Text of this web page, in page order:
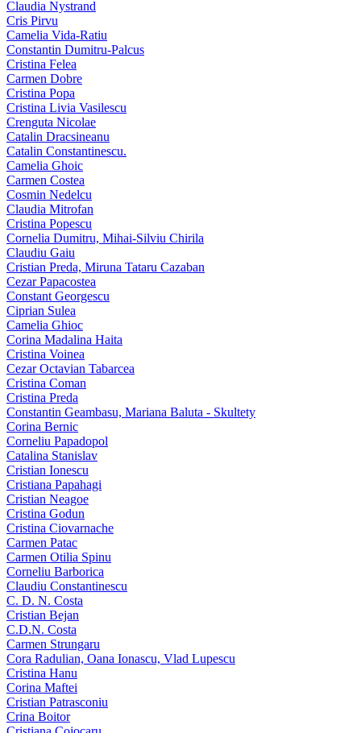
Claudia Nystrand
Cris Pirvu
Camelia Vida-Ratiu
Constantin Dumitru‑Palcus
Cristina Felea
Carmen Dobre
Cristina Popa
Cristina Livia Vasilescu
Crenguta Nicolae
Catalin Dracsineanu
Catalin Constantinescu.
Camelia Ghoic
Carmen Costea
Cosmin Nedelcu
Claudia Mitrofan
Cristina Popescu
Cornelia Dumitru, Mihai‑Silviu Chirila
Claudiu Gaiu
Cristian Preda, Miruna Tataru Cazaban
Cezar Papacostea
Constant Georgescu
Ciprian Sulea
Camelia Ghioc
Corina Madalina Haita
Cristina Voinea
Cezar Octavian Tabarcea
Cristina Coman
Cristina Preda
Constantin Geambasu, Mariana Baluta - Skultety
Corina Bernic
Corneliu Papadopol
Catalina Stanislav
Cristian Ionescu
Cristiana Papahagi
Cristian Neagoe
Cristina Godun
Cristina Ciovarnache
Carmen Patac
Carmen Otilia Spinu
Corneliu Barborica
Claudiu Constantinescu
C. D. N. Costa
Cristian Bejan
C.D.N. Costa
Carmen Strungaru
Cora Radulian, Oana Ionascu, Vlad Lupescu
Cristina Hanu
Corina Maftei
Cristian Patrasconiu
Crina Boitor